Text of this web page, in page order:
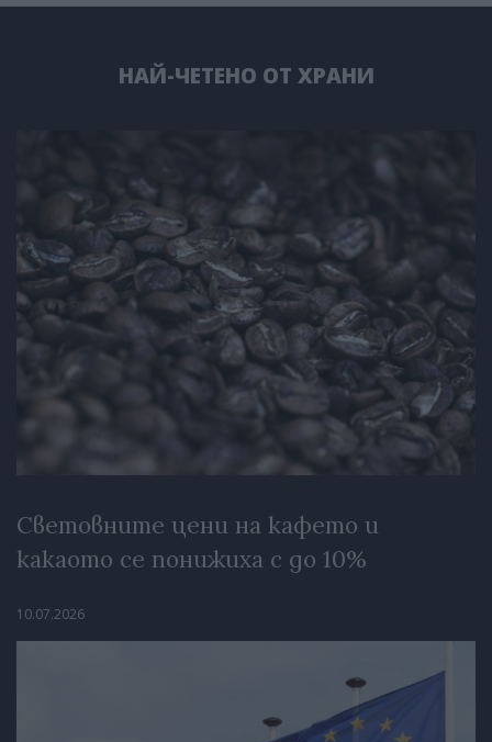
НАЙ-ЧЕТЕНО ОТ ХРАНИ
Световните цени на кафето и
какаото се понижиха с до 10%
10.07.2026